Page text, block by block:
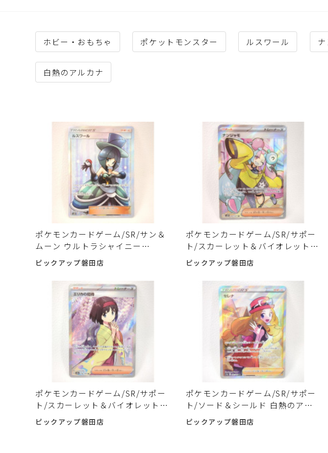
ホビー・おもちゃ ポケットモンスター ルスワール
白熱のアルカナ
ポケモンカードゲーム/SR/サン＆
ムーン ウルトラシャイニー
159/150[SR]:ルスワール 入荷し
ました♪
ピックアップ磐田店
ポケモンカードゲーム/SR/サポー
ト/スカーレット＆バイオレット
クレイバースト 091/071[SR]:ナ
ンジャモ 入荷しました♪
ピックアップ磐田店
ポケモンカードゲーム/SR/サポー
ト/スカーレット＆バイオレット
ポケモンカード151 196/165[SR]:
エリカの招待 入荷しました♪
ピックアップ磐田店
ポケモンカードゲーム/SR/サポー
ト/ソード＆シールド 白熱のアル
カナ 081/068[SR]:セレナ 入荷し
ました♪
ピックアップ磐田店